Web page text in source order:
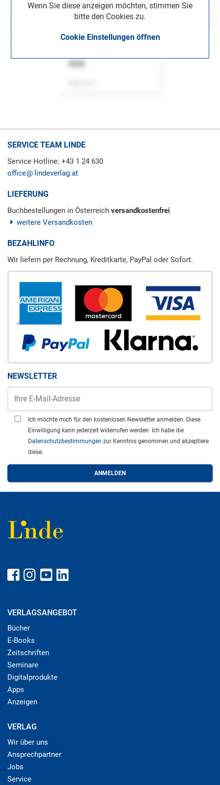
Wenn Sie diese anzeigen möchten, stimmen Sie
bitte den Cookies zu.
Cookie Einstellungen öffnen
SERVICE TEAM LINDE
Service Hotline: +43 1 24 630
office
lindeverlag.at
LIEFERUNG
Buchbestellungen in Österreich versandkostenfrei
weitere Versandkosten
BEZAHLINFO
Wir liefern per Rechnung, Kreditkarte, PayPal oder Sofort.
NEWSLETTER
Ich möchte mich für den kostenlosen Newsletter anmelden. Diese
Einwilligung kann jederzeit widerrufen werden. Ich habe die
Datenschutzbestimmungen zur Kenntnis genommen und akzeptiere
diese.
VERLAGSANGEBOT
Bücher
E-Books
Zeitschriften
Seminare
Digitalprodukte
Apps
Anzeigen
VERLAG
Wir über uns
Ansprechpartner
Jobs
Service